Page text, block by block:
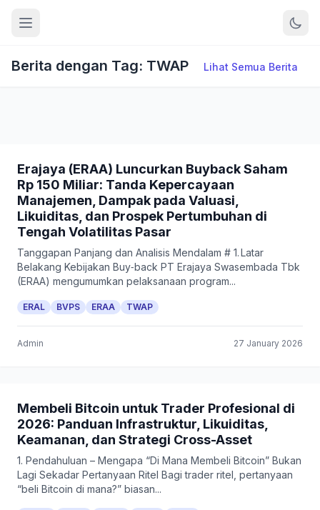
Berita dengan Tag: TWAP Lihat Semua Berita
Erajaya (ERAA) Luncurkan Buyback Saham
Rp 150 Miliar: Tanda Kepercayaan
Manajemen, Dampak pada Valuasi,
Likuiditas, dan Prospek Pertumbuhan di
Tengah Volatilitas Pasar
Tanggapan Panjang dan Analisis Mendalam # 1. Latar
Belakang Kebijakan Buy‑back PT Erajaya Swasembada Tbk
(ERAA) mengumumkan pelaksanaan program...
ERAL BVPS ERAA TWAP
Admin 27 January 2026
Membeli Bitcoin untuk Trader Profesional di
2026: Panduan Infrastruktur, Likuiditas,
Keamanan, dan Strategi Cross-Asset
1. Pendahuluan – Mengapa “Di Mana Membeli Bitcoin” Bukan
Lagi Sekadar Pertanyaan Ritel Bagi trader ritel, pertanyaan
“beli Bitcoin di mana?” biasan...